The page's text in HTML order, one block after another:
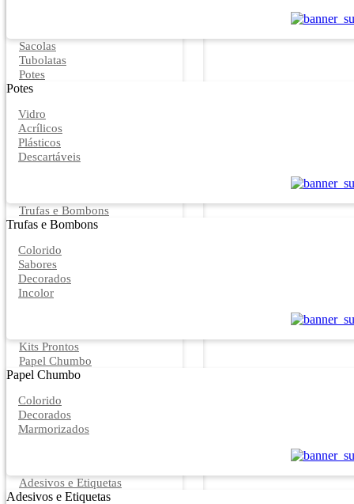
Sacolas
Tubolatas
Potes
Potes
Vidro
Acrílicos
Plásticos
Descartáveis
Trufas e Bombons
Trufas e Bombons
Colorido
Sabores
Decorados
Incolor
Kits Prontos
Papel Chumbo
Papel Chumbo
Colorido
Decorados
Marmorizados
Adesivos e Etiquetas
Adesivos e Etiquetas